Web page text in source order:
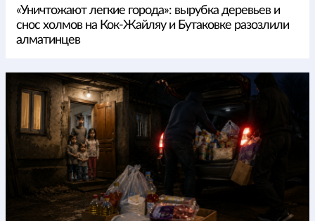
«Уничтожают легкие города»: вырубка деревьев и
снос холмов на Кок-Жайляу и Бутаковке разозлили
алматинцев